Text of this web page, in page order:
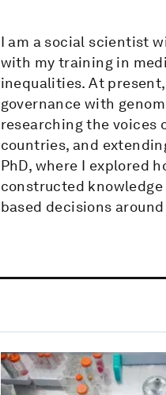
I am a social scientist
with my training in
inequalities. At
governance with
researching the voices
countries, and
PhD, where I explored
constructed
based decisions